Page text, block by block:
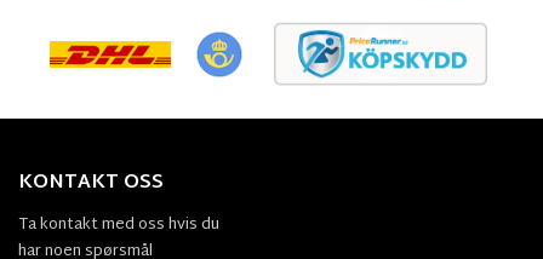
KONTAKT OSS
Ta kontakt med oss hvis du
har noen spørsmål